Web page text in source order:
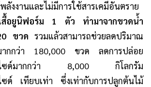
ลังงานและไม่มีการใช้สารเคมีอันตราย
สื้อยูนิฟอร์ม 1 ตัว ทำมาจากขวดน้ำ
ขวด รวมแล้วสามารถช่วยลดปริมาณ
ากกว่า 180,000 ขวด ลดการปล่อย
กไซด์มากกว่า 8,000 กิโลกรัม
ซด์ เทียบเท่า ซึ่งเท่ากับการปลูกต้นไม้